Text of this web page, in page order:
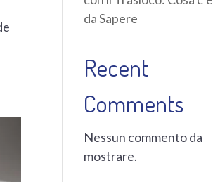
da Sapere
Recent
Comments
Nessun commento da
mostrare.